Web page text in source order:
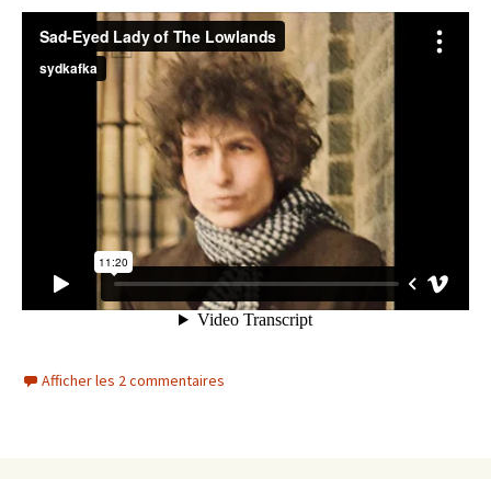
Afficher les 2 commentaires